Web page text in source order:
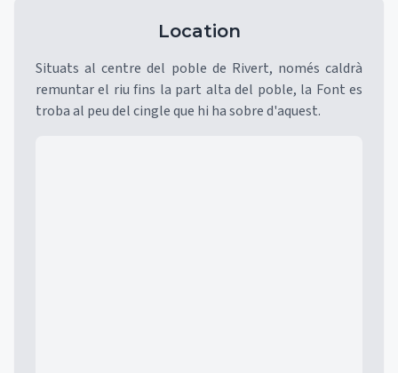
Location
Situats al centre del poble de Rivert, només caldrà
remuntar el riu fins la part alta del poble, la Font es
troba al peu del cingle que hi ha sobre d'aquest.